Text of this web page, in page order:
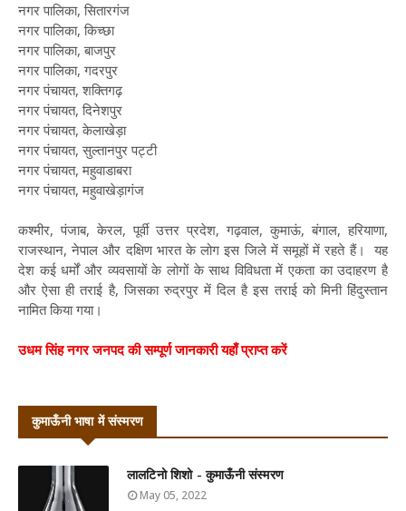
नगर पालिका, सितारगंज
नगर पालिका, किच्छा
नगर पालिका, बाजपुर
नगर पालिका, गदरपुर
नगर पंचायत, शक्तिगढ़
नगर पंचायत, दिनेशपुर
नगर पंचायत, केलाखेड़ा
नगर पंचायत, सुल्तानपुर पट्टी
नगर पंचायत, महुवाडाबरा
नगर पंचायत, महुवाखेड़ागंज
कश्मीर, पंजाब, केरल, पूर्वी उत्तर प्रदेश, गढ़वाल, कुमाऊं, बंगाल, हरियाणा,
राजस्थान, नेपाल और दक्षिण भारत के लोग इस जिले में समूहों में रहते हैं। यह
देश कई धर्मों और व्यवसायों के लोगों के साथ विविधता में एकता का उदाहरण है
और ऐसा ही तराई है, जिसका रुद्रपुर में दिल है इस तराई को मिनी हिंदुस्तान
नामित किया गया।
उधम सिंह नगर जनपद की सम्पूर्ण जानकारी यहाँ प्राप्त करें
कुमाऊँनी भाषा में संस्मरण
लालटिनो शिशो - कुमाऊँनी संस्मरण
May 05, 2022